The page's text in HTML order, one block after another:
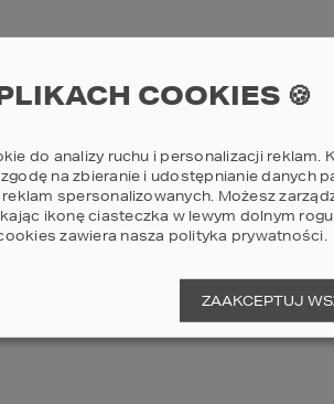
COOKIES 🍪
do analizy ruchu i personalizacji reklam.
na zbieranie i udostępnianie danych
spersonalizowanych. Możesz
ikonę ciasteczka w lewym dolnym
zawiera nasza polityka prywatności.
ZAAKCEPTUJ